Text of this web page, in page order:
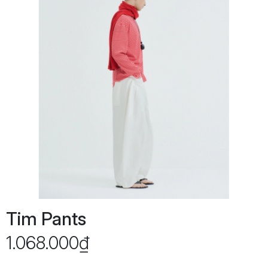
Tim Pants
1.068.000₫